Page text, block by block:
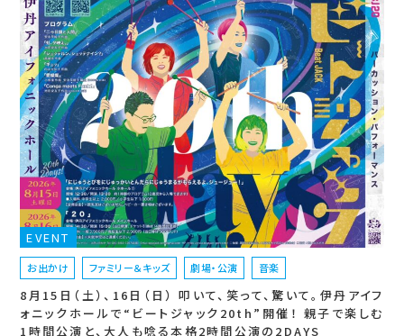
EVENT
お出かけ ファミリー＆キッズ 劇場・公演 音楽
8月15日（土）、16日（日） 叩いて、笑って、驚いて。伊丹アイフ
ォニックホールで“ビートジャック20th”開催！ 親子で楽しむ
1時間公演と、大人も唸る本格2時間公演の2DAYS